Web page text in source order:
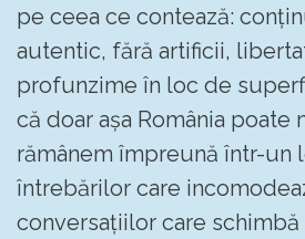
pe ceea ce contează:
autentic, fără artificii,
profunzime în loc de
că doar așa România poate
rămânem împreună într-un
întrebărilor care
conversațiilor care schimbă